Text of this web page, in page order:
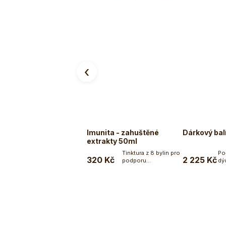
Imunita - zahuštěné
extrakty 50ml
320 Kč Do košíku
Tinktura z 8 bylin pro
podporu...
Dárkový
2 225 Kč
‹